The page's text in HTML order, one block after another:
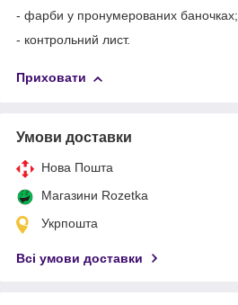
- фарби у пронумерованих баночках;
- контрольний лист.
Приховати
Умови доставки
Нова Пошта
Магазини Rozetka
Укрпошта
Всі умови доставки